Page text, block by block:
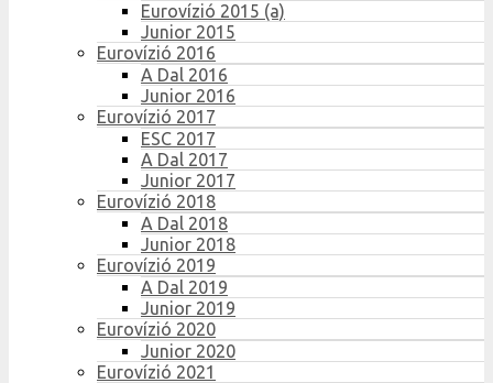
Eurovízió 2015 (a)
Junior 2015
Eurovízió 2016
A Dal 2016
Junior 2016
Eurovízió 2017
ESC 2017
A Dal 2017
Junior 2017
Eurovízió 2018
A Dal 2018
Junior 2018
Eurovízió 2019
A Dal 2019
Junior 2019
Eurovízió 2020
Junior 2020
Eurovízió 2021